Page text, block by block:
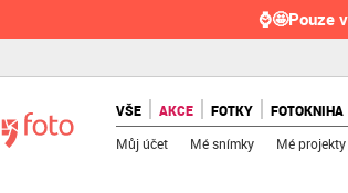
⌚🤩Pouze
VŠE AKCE FOTKY FOTOKNIHA
Můj účet
Mé snímky Mé projekty